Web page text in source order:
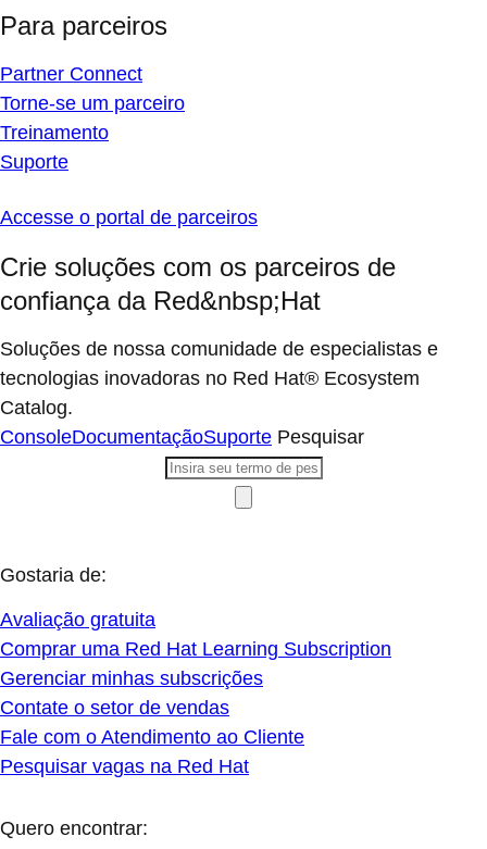
Para parceiros
Partner Connect
Torne-se um parceiro
Treinamento
Suporte
Accesse o portal de parceiros
Crie soluções com os parceiros de
confiança da Red&nbsp;Hat
Soluções de nossa comunidade de especialistas e
tecnologias inovadoras no Red Hat® Ecosystem
Catalog.
ConsoleDocumentaçãoSuporte Pesquisar
Gostaria de:
Avaliação gratuita
Comprar uma Red Hat Learning Subscription
Gerenciar minhas subscrições
Contate o setor de vendas
Fale com o Atendimento ao Cliente
Pesquisar vagas na Red Hat
Quero encontrar: